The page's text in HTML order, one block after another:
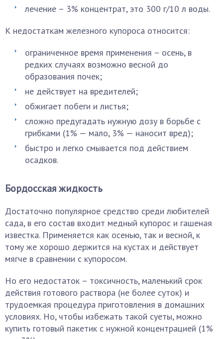
лечение – 3% концентрат, это 300 г/10 л воды.
К недостаткам железного купороса относится:
ограниченное время применения – осень, в
редких случаях возможно весной до
образования почек;
не действует на вредителей;
обжигает побеги и листья;
сложно предугадать нужную дозу в борьбе с
грибками (1% — мало, 3% — наносит вред);
быстро и легко смывается под действием
осадков.
Бордосская жидкость
Достаточно популярное средство среди любителей
сада, в его состав входит медный купорос и гашеная
известка. Применяется как осенью, так и весной, к
тому же хорошо держится на кустах и действует
мягче в сравнении с купоросом.
Но его недостаток – токсичность, маленький срок
действия готового раствора (не более суток) и
трудоемкая процедура приготовления в домашних
условиях. Но, чтобы избежать такой суеты, можно
купить готовый пакетик с нужной концентрацией (1%